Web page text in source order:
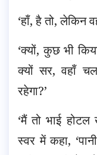
‘हाँ, है तो, लेकिन
‘क्यों, कुछ भी
क्यों सर, वहाँ
रहेगा?’
‘मैं तो भाई
स्वर में कहा,